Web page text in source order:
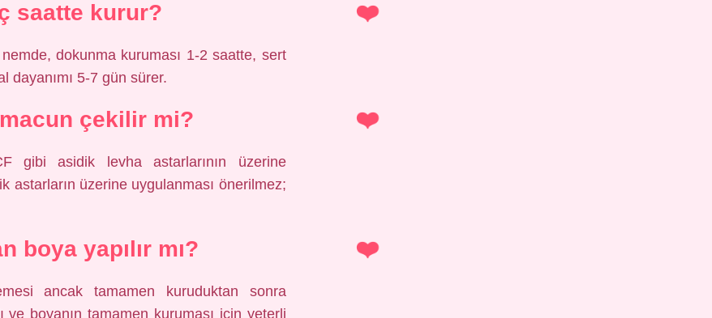
saatte kurur?
dokunma kuruması 1-2 saatte, sert
dayanımı 5-7 gün sürer.
çekilir mi?
gibi asidik levha astarlarının üzerine
astarların üzerine uygulanması önerilmez;
boya yapılır mı?
ancak tamamen kuruduktan sonra
boyanın tamamen kuruması için yeterli